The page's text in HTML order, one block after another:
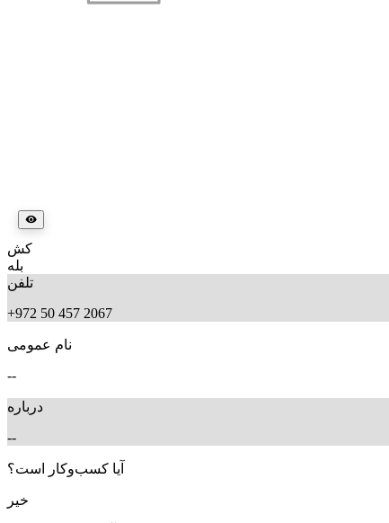
کش
بله
تلفن
+972 50 457 2067
نام عمومی
--
درباره
--
آیا کسب‌وکار است؟
خیر